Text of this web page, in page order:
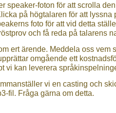
speaker-foton för att scrolla den
på högtalaren för att lyssna
foto för att vid detta ställe
och få reda på talarens
ert ärende. Meddela oss vem
omgående ett
vi kan leverera
vi en casting och
fil. Fråga gärna om detta.